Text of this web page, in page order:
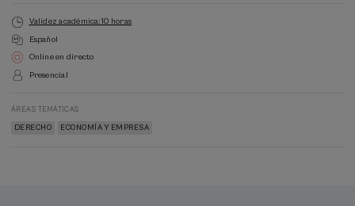
Validez académica: 10 horas
Español
Online en directo
Presencial
ÁREAS TEMÁTICAS
DERECHO ECONOMÍA Y EMPRESA